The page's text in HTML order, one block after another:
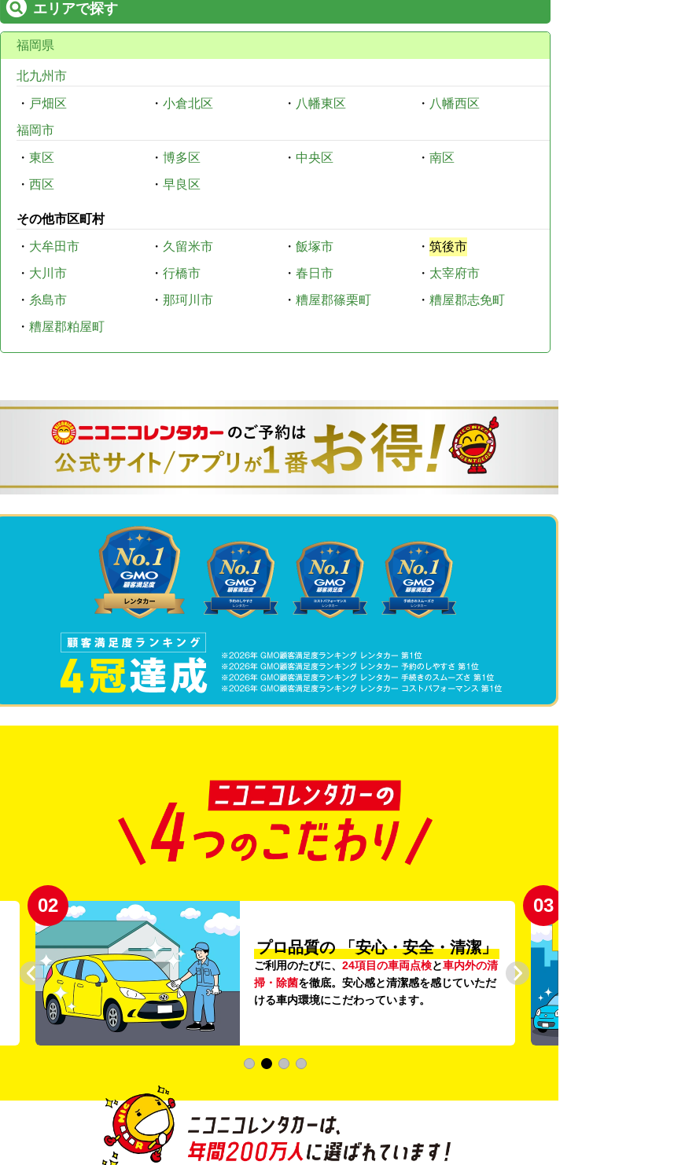
エリアで探す
福岡県
北九州市
・ 戸畑区 ・ 小倉北区 ・ 八幡東区 ・ 八幡西区
福岡市
・ 東区 ・ 博多区 ・ 中央区 ・ 南区
・ 西区 ・ 早良区
その他市区町村
・ 大牟田市 ・ 久留米市 ・ 飯塚市 ・ 筑後市
・ 大川市 ・ 行橋市 ・ 春日市 ・ 太宰府市
・ 糸島市 ・ 那珂川市 ・ 糟屋郡篠栗町 ・ 糟屋郡志免町
・ 糟屋郡粕屋町
02
プロ品質の 「安心・安全・清潔」
ご利用のたびに、 24項目の車両点検と車内外の清
掃・除菌を徹底。安心感と清潔感を感じていただ
ける車内環境にこだわっています。
03